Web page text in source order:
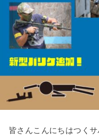
皆さんこんにちはつくサ